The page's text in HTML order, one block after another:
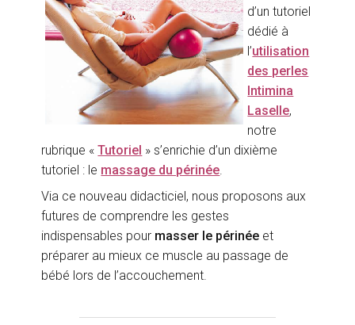
d’un tutoriel
dédié à
l’utilisation
des perles
Intimina
Laselle,
notre
rubrique «Tutoriel » s’enrichie d’un dixième
tutoriel : le massage du périnée
Via ce nouveau didacticiel, nous proposons aux
futures de comprendre les gestes
indispensables pour masser le périnée et
préparer au mieux ce muscle au passage de
bébé lors de l’accouchement.